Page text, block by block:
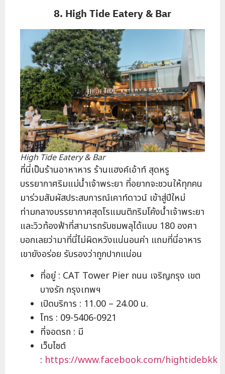
8. High Tide Eatery & Bar
High Tide Eatery & Bar
ที่นี่เป็นร้านอาหาหาร ร้านแฮงค์เอ้าท์ สุดหรู
บรรยากาศริมแม่น้ำเจ้าพระยา ที่อยากจะชวนให้ทุกคน
มาร่วมสัมผัสประสบการณ์เคาท์ดาวน์ เข้าสู่ปีใหม่
ท่ามกลางบรรยากาศสุดโรแมนติกริมโค้งน้ำเจ้าพระยา
และวิวท้องฟ้าที่สามารถรับชมพลุได้แบบ 180 องศา
บอกเลยว่ามาที่นี่ไม่ผิดหวังแน่นอนค่า แถมที่นี่อาหาร
เขายังอร่อย รับรองว่าถูกปากแน่อน
ที่อยู่ : CAT Tower Pier ถนน เจริญกรุง เขต
บางรัก กรุงเทพฯ
เปิดบริการ : 11.00 – 24.00 น.
โทร : 09-5406-0921
ที่จอดรถ : มี
เว็บไซต์
: https://www.facebook.com/hightidebkk